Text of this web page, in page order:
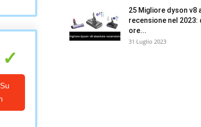
25 Migliore dyson v8
recensione nel 2023:
ore...
31 Luglio 2023